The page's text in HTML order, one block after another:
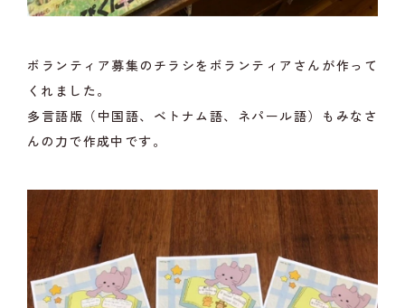
ボランティア募集のチラシをボランティアさんが作って
くれました。
多言語版（中国語、ベトナム語、ネパール語）もみなさ
んの力で作成中です。